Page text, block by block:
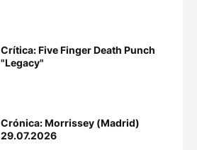
Crítica: Five Finger Death Punch
"Legacy"
Crónica: Morrissey (Madrid)
29.07.2026